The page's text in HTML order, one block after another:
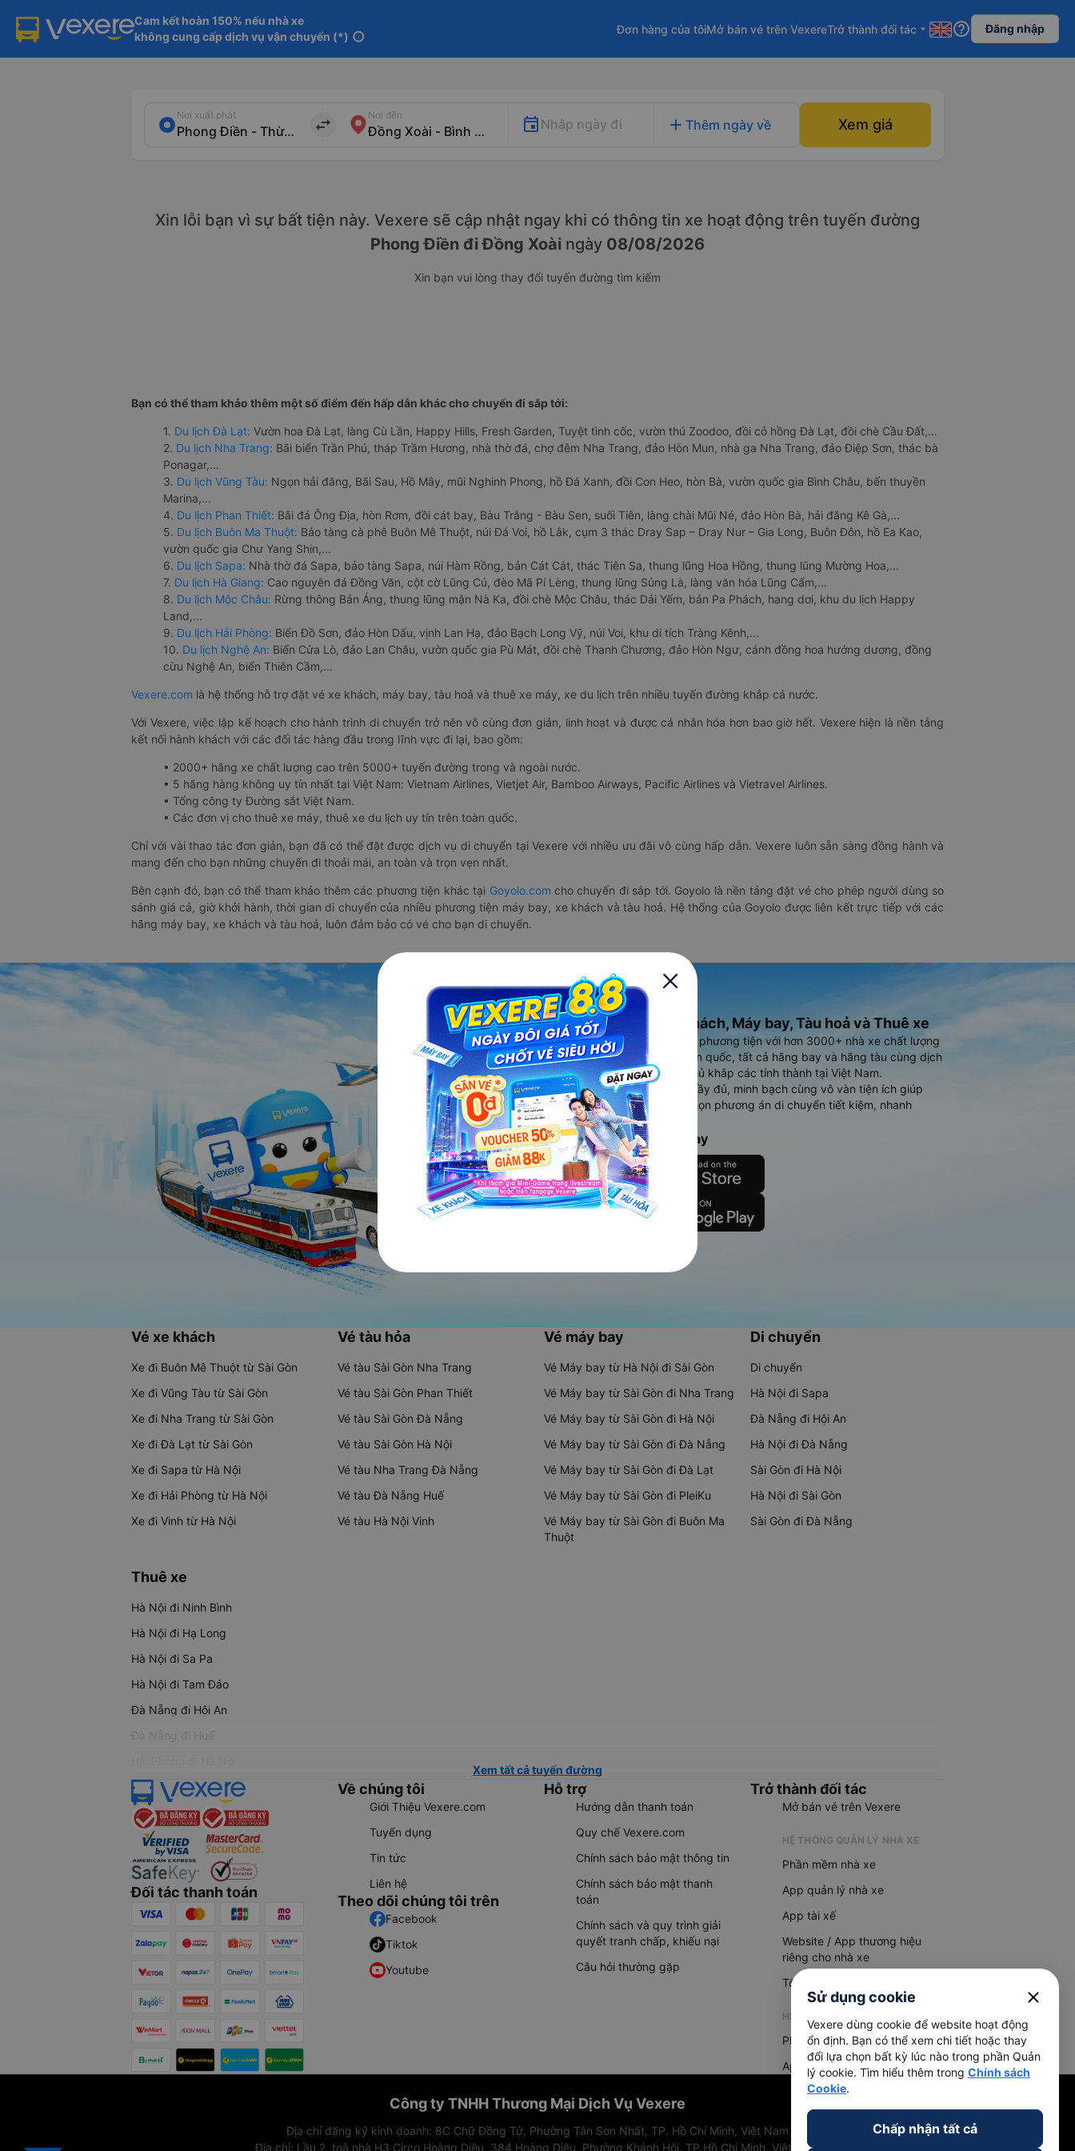
Cam kết hoàn 150% nếu nhà xe
không cung cấp dịch vụ vận chuyển (*) info
Đơn hàng của tôiMở bán vé trên VexereTrở thành đối tác arrow_drop_down help_outline Đăng nhập
Nơi xuất phát
import_export
Nơi đến
Nhập ngày đi add Thêm ngày về Xem giá
Xin lỗi bạn vì sự bất tiện này. Vexere sẽ cập nhật ngay khi có thông tin xe hoạt động trên tuyến đường
Phong Điền đi Đồng Xoài ngày 08/08/2026
Xin bạn vui lòng thay đổi tuyến đường tìm kiếm
Bạn có thể tham khảo thêm một số điểm đến hấp dẫn khác cho chuyến đi sắp tới:
1. Du lịch Đà Lạt: Vườn hoa Đà Lạt, làng Cù Lần, Happy Hills, Fresh Garden, Tuyệt tình cốc, vườn thú Zoodoo, đồi cỏ hồng Đà Lạt, đồi chè Cầu Đất,...
2. Du lịch Nha Trang: Bãi biển Trần Phú, tháp Trầm Hương, nhà thờ đá, chợ đêm Nha Trang, đảo Hòn Mun, nhà ga Nha Trang, đảo Điệp Sơn, thác bà
Ponagar,...
3. Du lịch Vũng Tàu: Ngọn hải đăng, Bãi Sau, Hồ Mây, mũi Nghinh Phong, hồ Đá Xanh, đồi Con Heo, hòn Bà, vườn quốc gia Bình Châu, bến thuyền
Marina,...
4. Du lịch Phan Thiết: Bãi đá Ông Địa, hòn Rơm, đồi cát bay, Bàu Trắng - Bàu Sen, suối Tiên, làng chài Mũi Né, đảo Hòn Bà, hải đăng Kê Gà,...
5. Du lịch Buôn Ma Thuột: Bảo tàng cà phê Buôn Mê Thuột, núi Đá Voi, hồ Lắk, cụm 3 thác Dray Sap – Dray Nur – Gia Long, Buôn Đôn, hồ Ea Kao,
vườn quốc gia Chư Yang Shin,...
6. Du lịch Sapa: Nhà thờ đá Sapa, bảo tàng Sapa, núi Hàm Rồng, bản Cát Cát, thác Tiên Sa, thung lũng Hoa Hồng, thung lũng Mường Hoa,...
7. Du lịch Hà Giang: Cao nguyên đá Đồng Văn, cột cờ Lũng Cú, đèo Mã Pí Lèng, thung lũng Sủng Là, làng văn hóa Lũng Cẩm,...
8. Du lịch Mộc Châu: Rừng thông Bản Áng, thung lũng mận Nà Ka, đồi chè Mộc Châu, thác Dải Yếm, bản Pa Phách, hang dơi, khu du lịch Happy
Land,...
9. Du lịch Hải Phòng: Biển Đồ Sơn, đảo Hòn Dấu, vịnh Lan Hạ, đảo Bạch Long Vỹ, núi Voi, khu di tích Tràng Kênh,...
10. Du lịch Nghệ An: Biển Cửa Lò, đảo Lan Châu, vườn quốc gia Pù Mát, đồi chè Thanh Chương, đảo Hòn Ngư, cánh đồng hoa hướng dương, đồng
cừu Nghệ An, biển Thiên Cầm,...
Vexere.com là hệ thống hỗ trợ đặt vé xe khách, máy bay, tàu hoả và thuê xe máy, xe du lịch trên nhiều tuyến đường khắp cả nước.
Với Vexere, việc lập kế hoạch cho hành trình di chuyển trở nên vô cùng đơn giản, linh hoạt và được cá nhân hóa hơn bao giờ hết. Vexere hiện là nền tảng
kết nối hành khách với các đối tác hàng đầu trong lĩnh vực đi lại, bao gồm:
• 2000+ hãng xe chất lượng cao trên 5000+ tuyến đường trong và ngoài nước.
• 5 hãng hàng không uy tín nhất tại Việt Nam: Vietnam Airlines, Vietjet Air, Bamboo Airways, Pacific Airlines và Vietravel Airlines.
• Tổng công ty Đường sắt Việt Nam.
• Các đơn vị cho thuê xe máy, thuê xe du lịch uy tín trên toàn quốc.
Chỉ với vài thao tác đơn giản, bạn đã có thể đặt được dịch vụ di chuyển tại Vexere với nhiều ưu đãi vô cùng hấp dẫn. Vexere luôn sẵn sàng đồng hành và
mang đến cho bạn những chuyến đi thoải mái, an toàn và trọn vẹn nhất.
Bên cạnh đó, bạn có thể tham khảo thêm các phương tiện khác tại Goyolo.com cho chuyến đi sắp tới. Goyolo là nền tảng đặt vé cho phép người dùng so
sánh giá cả, giờ khởi hành, thời gian di chuyển của nhiều phương tiện máy bay, xe khách và tàu hoả. Hệ thống của Goyolo được liên kết trực tiếp với các
hãng máy bay, xe khách và tàu hoả, luôn đảm bảo có vé cho bạn di chuyển.
Ứng dụng đặt vé Xe khách, Máy bay, Tàu hoả và Thuê xe
Vexere - ứng dụng đặt vé đa phương tiện với hơn 3000+ nhà xe chất lượng
cao, 5000+ tuyến đường toàn quốc, tất cả hãng bay và hãng tàu cùng dịch
vụ thuê xe máy, xe du lịch phủ khắp các tỉnh thành tại Việt Nam.
Ứng dụng hiển thị thông tin đầy đủ, minh bạch cùng vô vàn tiện ích giúp
người dùng so sánh và lựa chọn phương án di chuyển tiết kiệm, nhanh
chóng và phù hợp nhất.
Tải ứng dụng Vexere ngay
Vé xe khách
Xe đi Buôn Mê Thuột từ Sài Gòn
Xe đi Vũng Tàu từ Sài Gòn
Xe đi Nha Trang từ Sài Gòn
Xe đi Đà Lạt từ Sài Gòn
Xe đi Sapa từ Hà Nội
Xe đi Hải Phòng từ Hà Nội
Xe đi Vinh từ Hà Nội
Vé tàu hỏa
Vé tàu Sài Gòn Nha Trang
Vé tàu Sài Gòn Phan Thiết
Vé tàu Sài Gòn Đà Nẵng
Vé tàu Sài Gòn Hà Nội
Vé tàu Nha Trang Đà Nẵng
Vé tàu Đà Nẵng Huế
Vé tàu Hà Nội Vinh
Vé máy bay
Vé Máy bay từ Hà Nội đi Sài Gòn
Vé Máy bay từ Sài Gòn đi Nha Trang
Vé Máy bay từ Sài Gòn đi Hà Nội
Vé Máy bay từ Sài Gòn đi Đà Nẵng
Vé Máy bay từ Sài Gòn đi Đà Lạt
Vé Máy bay từ Sài Gòn đi PleiKu
Vé Máy bay từ Sài Gòn đi Buôn Ma
Thuột
Di chuyển
Di chuyển
Hà Nội đi Sapa
Đà Nẵng đi Hội An
Hà Nội đi Đà Nẵng
Sài Gòn đi Hà Nội
Hà Nội đi Sài Gòn
Sài Gòn đi Đà Nẵng
Thuê xe
Hà Nội đi Ninh Bình
Hà Nội đi Hạ Long
Hà Nội đi Sa Pa
Hà Nội đi Tam Đảo
Đà Nẵng đi Hội An
Đà Nẵng đi Huế
Xem tất cả tuyến đường
Đối tác thanh toán
Về chúng tôi
Giới Thiệu Vexere.com
Tuyển dụng
Tin tức
Liên hệ
Theo dõi chúng tôi trên
Facebook
Tiktok
Youtube
Hỗ trợ
Hướng dẫn thanh toán
Quy chế Vexere.com
Chính sách bảo mật thông tin
Chính sách bảo mật thanh
toán
Chính sách và quy trình giải
quyết tranh chấp, khiếu nại
Câu hỏi thường gặp
Trở thành đối tác
Mở bán vé trên Vexere
HỆ THỐNG QUẢN LÝ NHÀ XE
Phần mềm nhà xe
App quản lý nhà xe
App tài xế
Website / App thương hiệu
riêng cho nhà xe
Tổng đài AI
HỆ THỐNG QUẢN LÝ HÀNG HOÁ
Phần mềm quản lý hàng hoá
App quản lý hàng hoá
Công ty TNHH Thương Mại Dịch Vụ Vexere
Địa chỉ đăng ký kinh doanh: 8C Chữ Đồng Tử, Phường Tân Sơn Nhất, TP. Hồ Chí Minh, Việt Nam
Địa chỉ: Lầu 2, toà nhà H3 Circo Hoàng Diệu, 384 Hoàng Diệu, Phường Khánh Hội, TP Hồ Chí Minh, Việt Nam
Sử dụng cookie close
Vexere dùng cookie để website hoạt động
ổn định. Bạn có thể xem chi tiết hoặc thay
đổi lựa chọn bất kỳ lúc nào trong phần Quản
lý cookie. Tìm hiểu thêm trong Chính sách
Cookie.
Chấp nhận tất cả